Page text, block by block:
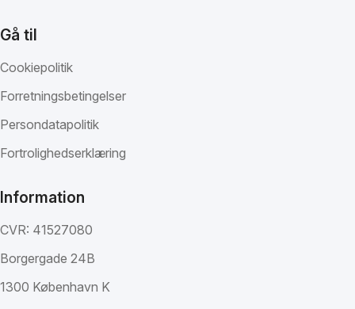
Gå til
Cookiepolitik
Forretningsbetingelser
Persondatapolitik
Fortrolighedserklæring
Information
CVR: 41527080
Borgergade 24B
1300 København K